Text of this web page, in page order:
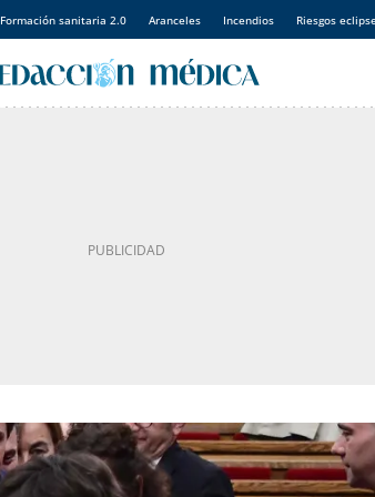
Formación sanitaria 2.0 Aranceles Incendios Riesgos